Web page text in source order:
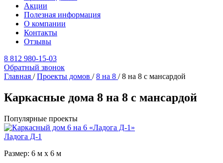
Акции
Полезная информация
О компании
Контакты
Отзывы
8 812 980-15-03
Обратный звонок
Главная / Проекты домов / 8 на 8 / 8 на 8 с мансардой
Каркасные дома 8 на 8 с мансардой
Популярные проекты
Ладога Д-1
Размер: 6 м х 6 м